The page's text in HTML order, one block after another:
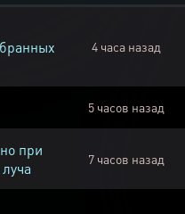
4 часа назад
5 часов назад
при
7 часов назад